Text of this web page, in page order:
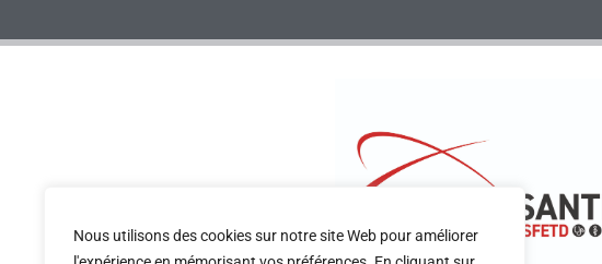
Nous utilisons des cookies sur notre site Web pour améliorer